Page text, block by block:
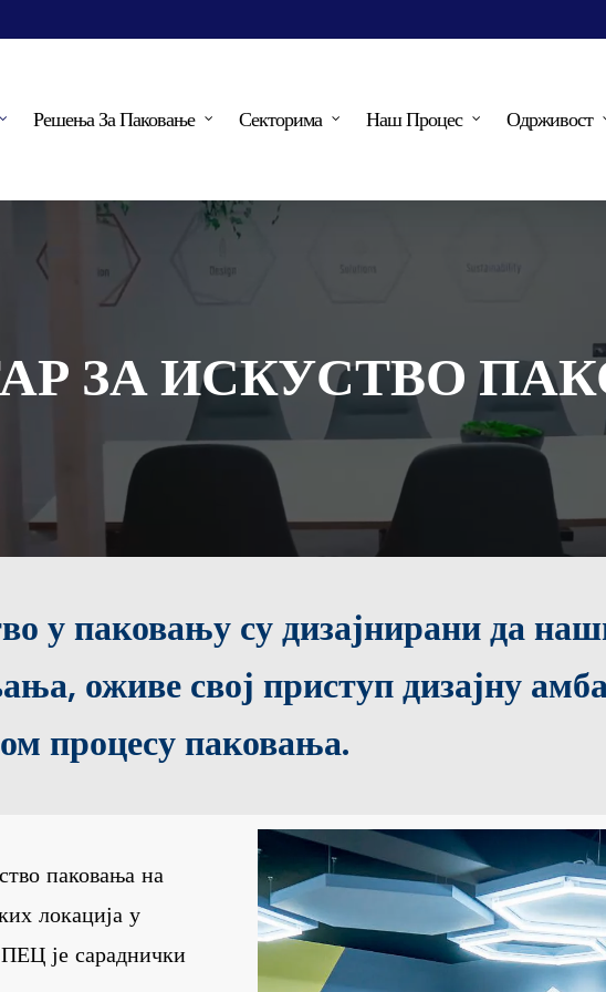
Решења За Паковање Секторима Наш Процес Одрживост
ЗА ИСКУСТВО
у паковању су дизајнирани да
оживе свој приступ дизајну
процесу паковања.
паковања на
локација у
је сараднички